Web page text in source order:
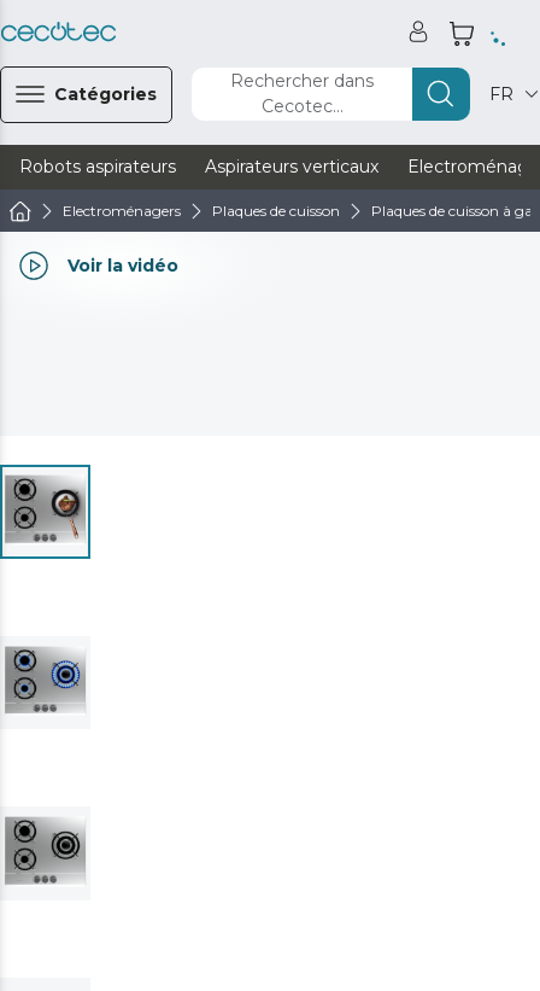
Catégories
Rechercher dans
Cecotec...
FR
Robots aspirateurs Aspirateurs verticaux
Electroménagers Plaques de cuisson Plaques de cuisson à gaz
Voir la vidéo